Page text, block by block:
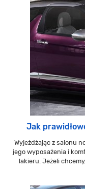
Jak
Wyjeżdżając z salonu
jego wyposażenia i
lakieru. Jeżeli